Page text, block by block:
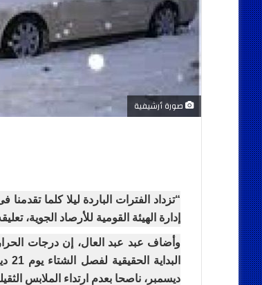
صورة أرشيفية
“تزداد الفترات الباردة ليلا كلما
إدارة الهيئة القومية للأرصاد الجوية،
وأضاف عبد عبد العال، إن درجات
ديسمبر، ناصحا بعدم ارتداء الملابس